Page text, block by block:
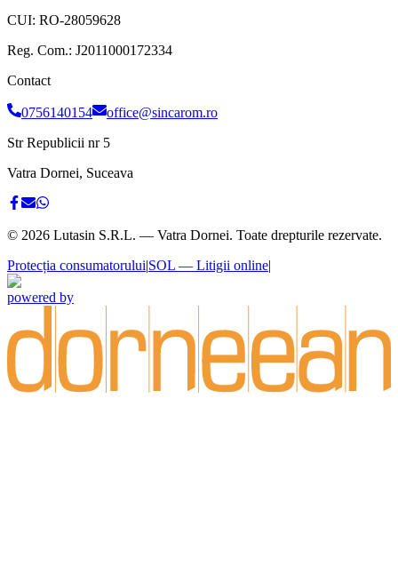
CUI: RO-28059628
Reg. Com.: J2011000172334
Contact
0756140154
office@sincarom.ro
Str Republicii nr 5
Vatra Dornei, Suceava
© 2026 Lutasin S.R.L. — Vatra Dornei. Toate drepturile rezervate.
Protecția consumatorului|SOL — Litigii online|
powered by